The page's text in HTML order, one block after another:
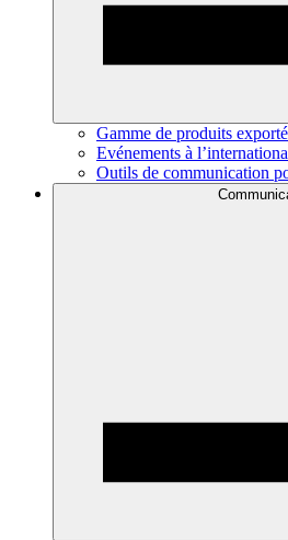
Gamme de produits
Evénements à
Outils de communication